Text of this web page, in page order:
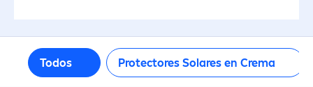
Todos Protectores Solares en Crema
6